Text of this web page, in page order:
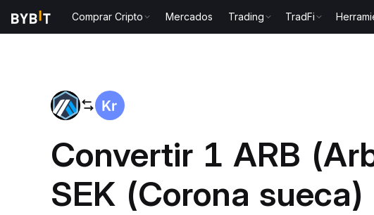
Comprar Cripto Mercados Trading TradFi
Convertir 1 ARB
SEK (Corona sueca)